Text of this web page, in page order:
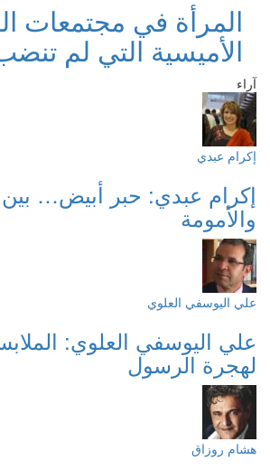
المرأة في مجتمعات
الأميسية التي لم تنضب
آراء
إكرام عبدي
إكرام عبدي: حبر أبيض… بين
والأمومة
علي اليوسفي العلوي
علي اليوسفي العلوي:
لهجرة الرسول
هشام روزاق